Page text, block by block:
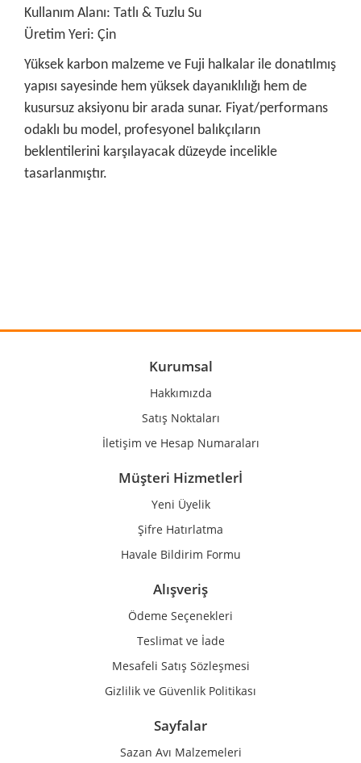
Kullanım Alanı: Tatlı & Tuzlu Su
Üretim Yeri: Çin
Yüksek karbon malzeme ve Fuji halkalar ile donatılmış
yapısı sayesinde hem yüksek dayanıklılığı hem de
kusursuz aksiyonu bir arada sunar. Fiyat/performans
odaklı bu model, profesyonel balıkçıların
beklentilerini karşılayacak düzeyde incelikle
tasarlanmıştır.
Ürün açıklamasında eksik bilgiler bulunuyor.
Ürün bilgilerinde hatalar bulunuyor.
Gönder
Kurumsal
Hakkımızda
Satış Noktaları
İletişim ve Hesap Numaraları
Müşteri Hizmetlerİ
Yeni Üyelik
Şifre Hatırlatma
Havale Bildirim Formu
Alışveriş
Ödeme Seçenekleri
Teslimat ve İade
Mesafeli Satış Sözleşmesi
Gizlilik ve Güvenlik Politikası
Sayfalar
Sazan Avı Malzemeleri